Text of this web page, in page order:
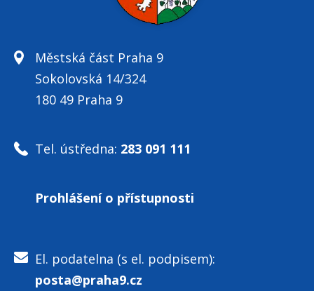
Městská část Praha 9
Sokolovská 14/324
180 49 Praha 9
Tel. ústředna: 283 091 111
Prohlášení o přístupnosti
El. podatelna (s el. podpisem):
posta@praha9.cz